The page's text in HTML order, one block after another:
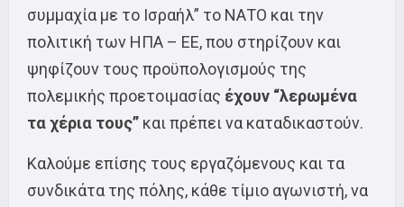
συμμαχία με το Ισραήλ” το ΝΑΤΟ και την
πολιτική των ΗΠΑ – ΕΕ, που στηρίζουν και
ψηφίζουν τους προϋπολογισμούς της
πολεμικής προετοιμασίας έχουν “λερωμένα
τα χέρια τους” και πρέπει να καταδικαστούν.
Καλούμε επίσης τους εργαζόμενους και τα
συνδικάτα της πόλης, κάθε τίμιο αγωνιστή, να